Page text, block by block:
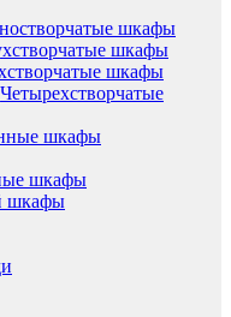
шкафы
шкафы
шкафы
Четырехстворчатые
шкафы
шкафы
шкафы